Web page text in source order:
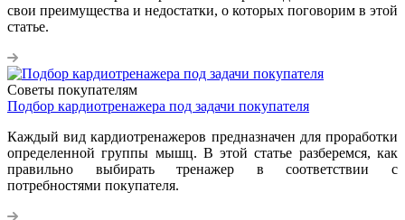
свои преимущества и недостатки, о которых поговорим в этой
статье.
Советы покупателям
Подбор кардиотренажера под задачи покупателя
Каждый вид кардиотренажеров предназначен для проработки
определенной группы мышц. В этой статье разберемся, как
правильно выбирать тренажер в соответствии с
потребностями покупателя.